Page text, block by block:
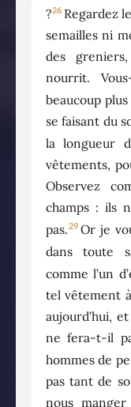
?26 Regardez
semailles ni
des
nourrit.
beaucoup plus
se faisant du
la longueur
vêtements,
Observez
champs : ils
pas.29 Or je
dans toute
comme l’un
tel vêtement
aujourd’hui,
ne fera-t-il
hommes de
pas tant de
nous manger